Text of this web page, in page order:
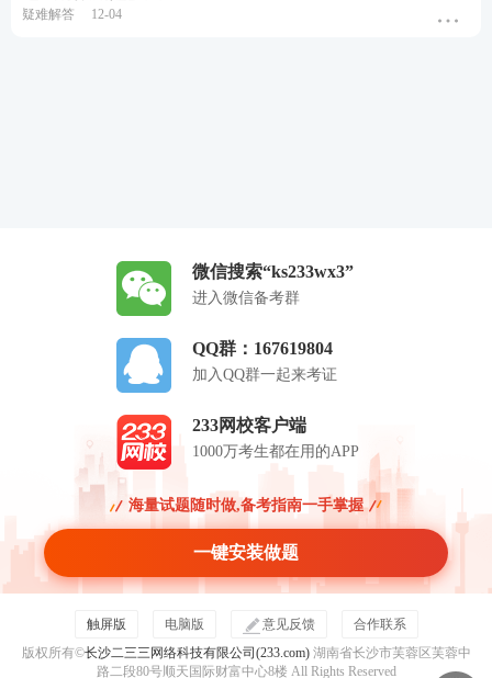
疑难解答 12-04
微信搜索“ks233wx3”
进入微信备考群
QQ群：167619804
加入QQ群一起来考证
233网校客户端
1000万考生都在用的APP
海量试题随时做,备考指南一手掌握
一键安装做题
触屏版 电脑版 意见反馈
合作联系
版权所有©长沙二三三网络科技有限公司(233.com)湖南省长沙市芙蓉区芙蓉中
路二段80号顺天国际财富中心8楼 All Rights Reserved